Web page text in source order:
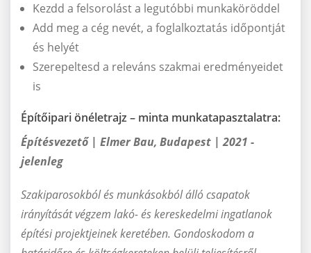
Kezdd a felsorolást a legutóbbi munkaköröddel
Add meg a cég nevét, a foglalkoztatás időpontját
és helyét
Szerepeltesd a releváns szakmai eredményeidet
is
Építőipari önéletrajz – minta munkatapasztalatra:
Építésvezető | Elmer Bau, Budapest | 2021 -
jelenleg
Szakiparosokból és munkásokból álló csapatok
irányítását végzem lakó- és kereskedelmi ingatlanok
építési projektjeinek keretében. Gondoskodom a